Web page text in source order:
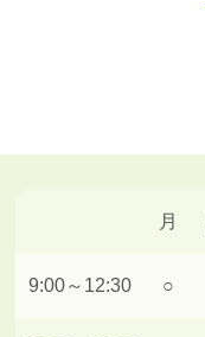
月
9:00～12:30 ○